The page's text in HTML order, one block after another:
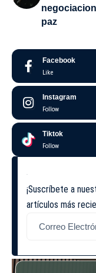
paz
Facebook
Like
Instagram
Follow
Tiktok
Follow
¡Suscríbete a
artículos más